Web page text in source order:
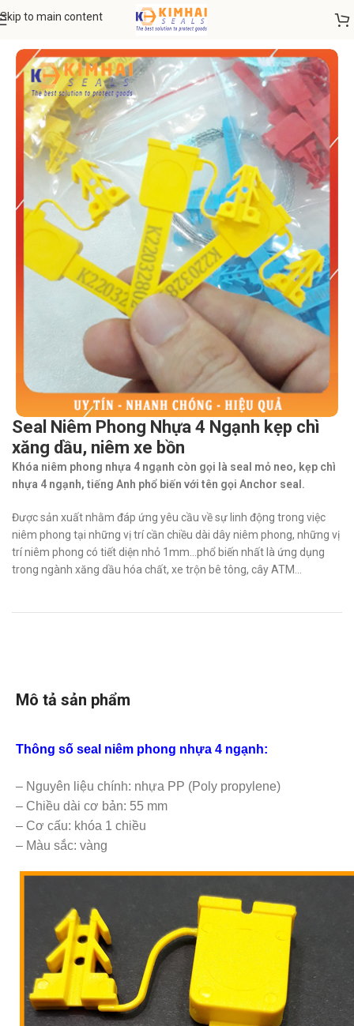
Skip to main content
SEAL NIÊM PHONG Seal niêm phong nhựa
Seal Niêm Phong Nhựa 4 Ngạnh kẹp chì
xăng dầu, niêm xe bồn
Khóa niêm phong nhựa 4 ngạnh còn gọi là seal mỏ neo, kẹp chì
nhựa 4 ngạnh, tiếng Anh phổ biến với tên gọi Anchor seal.
Được sản xuất nhằm đáp ứng yêu cầu về sự linh động trong việc
niêm phong tại những vị trí cần chiều dài dây niêm phong, những vị
trí niêm phong có tiết diện nhỏ 1mm…phổ biến nhất là ứng dụng
trong ngành xăng dầu hóa chất, xe trộn bê tông, cây ATM…
Mô tả sản phẩm
Thông số seal niêm phong nhựa 4 ngạnh:
– Nguyên liệu chính: nhựa PP (Poly propylene)
– Chiều dài cơ bản: 55 mm
– Cơ cấu: khóa 1 chiều
– Màu sắc: vàng